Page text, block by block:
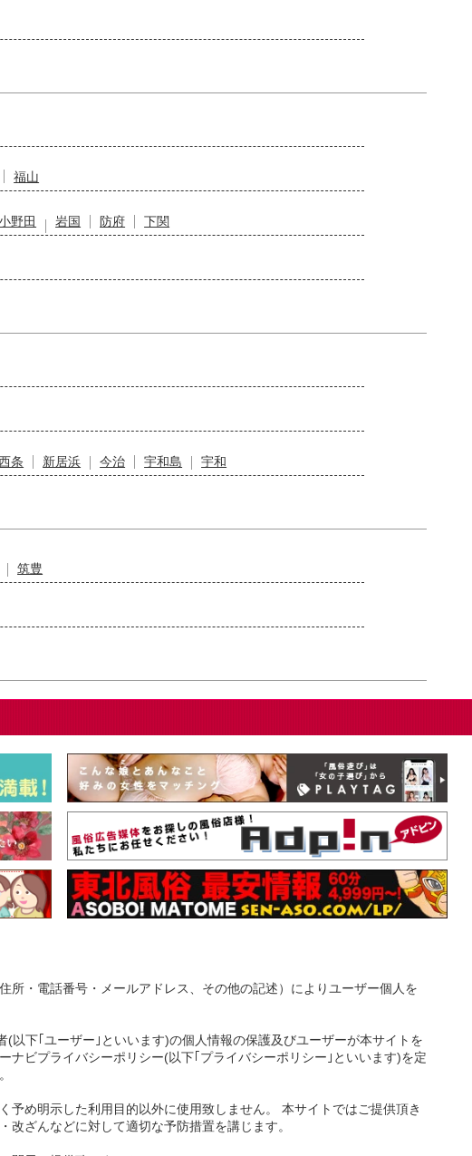
福山
野田 岩国 防府
下関
条 新居浜 今治 宇和島
宇和
筑豊
所・電話番号・メールアドレス、その他の記述）によりユーザー個人を
以下｢ユーザー｣といいます)の個人情報の保護及びユーザーが本サイトを
ナビプライバシーポリシー(以下｢プライバシーポリシー｣といいます)を定
予め明示した利用目的以外に使用致しません。 本サイトではご提供頂き
改ざんなどに対して適切な予防措置を講じます。